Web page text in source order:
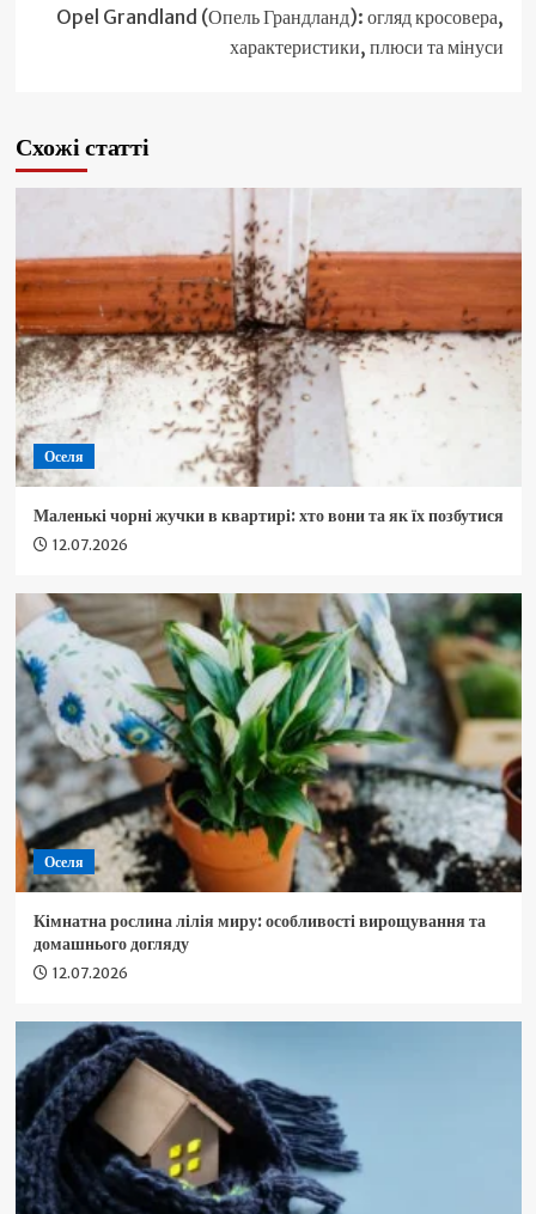
Opel Grandland (Опель Грандланд): огляд кросовера,
характеристики, плюси та мінуси
Схожі статті
Оселя
Маленькі чорні жучки в квартирі: хто вони та як їх позбутися
12.07.2026
Оселя
Кімнатна рослина лілія миру: особливості вирощування та
домашнього догляду
12.07.2026